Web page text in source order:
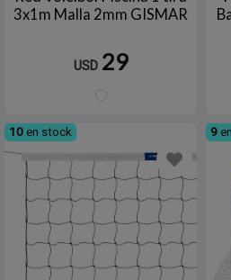
3x1m Malla 2mm GISMAR
USD 29
10 en stock 9